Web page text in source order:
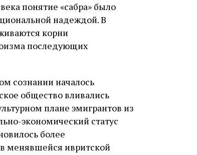
понятие «сабра» было
надеждой. В
корни
последующих
сознании началось
общество вливались
плане эмигрантов из
экономический статус
более
менявшейся ивритской